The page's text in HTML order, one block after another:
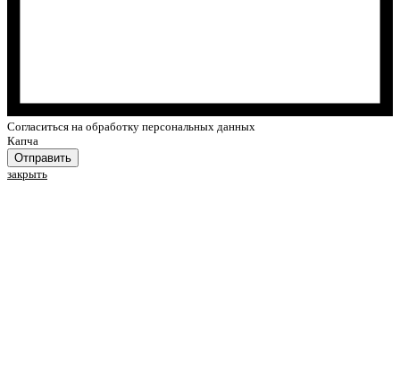
Cогласиться на обработку персональных данных
Капча
Отправить
закрыть